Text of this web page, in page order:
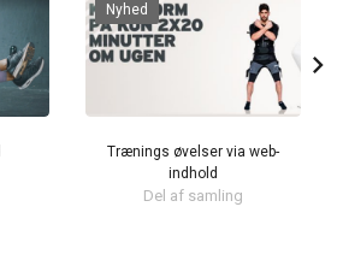
Nyhed
Trænings øvelser via web-
indhold
Del af samling
chevron_right